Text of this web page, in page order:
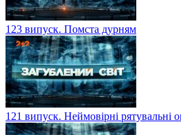
123 випуск. Помста дурням
121 випуск. Неймовірні рятувальні